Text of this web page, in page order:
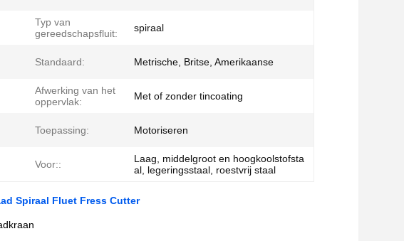
Typ van
gereedschapsfluit:
spiraal
Standaard: Metrische, Britse, Amerikaanse
Afwerking van het
oppervlak:
Met of zonder tincoating
Toepassing: Motoriseren
Voor::
Laag, middelgroot en hoogkoolstofsta
al, legeringsstaal, roestvrij staal
Spiraal Fluet Fress Cutter